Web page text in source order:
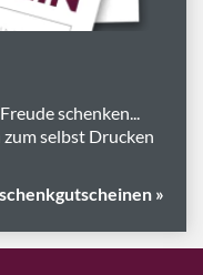
schenken...
selbst Drucken
»